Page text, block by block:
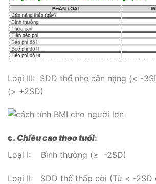
Loại III: SDD thể nhẹ cân nặng (< -
(> +2SD)
c. Chiều cao theo tuổi:
Loại I: Bình thường (≥ -2SD)
Loại II: SDD thể thấp còi (Từ < -2SD